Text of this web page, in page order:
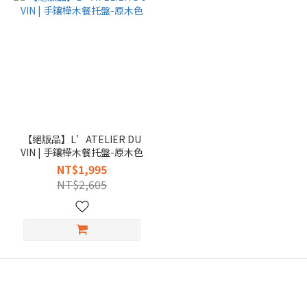
【絕版品】L’ATELIER DU
VIN | 手鑲樺木餐托盤-原木色
NT$1,995
NT$2,605